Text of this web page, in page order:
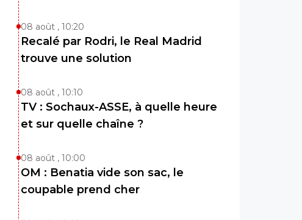
08 août , 10:20
Recalé par Rodri, le Real Madrid
trouve une solution
08 août , 10:10
TV : Sochaux-ASSE, à quelle heure
et sur quelle chaîne ?
08 août , 10:00
OM : Benatia vide son sac, le
coupable prend cher